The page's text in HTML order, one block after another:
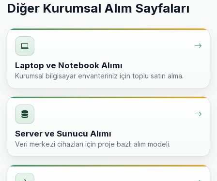
Diğer Kurumsal Alım Sayfaları
Laptop ve Notebook Alımı
Kurumsal bilgisayar envanteriniz için toplu satın alma.
Server ve Sunucu Alımı
Veri merkezi cihazları için proje bazlı alım modeli.